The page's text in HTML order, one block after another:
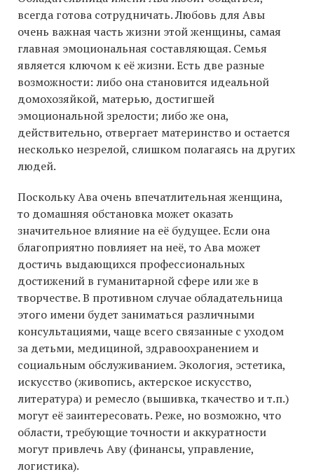
всегда готова сотрудничать. Любовь для Авы
очень важная часть жизни этой женщины, самая
главная эмоциональная составляющая. Семья
является ключом к её жизни. Есть две разные
возможности: либо она становится идеальной
домохозяйкой, матерью, достигшей
эмоциональной зрелости; либо же она,
действительно, отвергает материнство и остается
несколько незрелой, слишком полагаясь на других
людей.
Поскольку Ава очень впечатлительная женщина,
то домашняя обстановка может оказать
значительное влияние на её будущее. Если она
благоприятно повлияет на неё, то Ава может
достичь выдающихся профессиональных
достижений в гуманитарной сфере или же в
творчестве. В противном случае обладательница
этого имени будет заниматься различными
консультациями, чаще всего связанные с уходом
за детьми, медициной, здравоохранением и
социальным обслуживанием. Экология, эстетика,
искусство (живопись, актерское искусство,
литература) и ремесло (вышивка, ткачество и т.п.)
могут её заинтересовать. Реже, но возможно, что
области, требующие точности и аккуратности
могут привлечь Аву (финансы, управление,
логистика).